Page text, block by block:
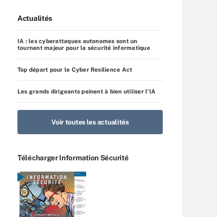
Actualités
IA : les cyberattaques autonomes sont un
tournant majeur pour la sécurité informatique
Top départ pour le Cyber Resilience Act
Les grands dirigeants peinent à bien utiliser l’IA
Voir toutes les actualités
Télécharger Information Sécurité